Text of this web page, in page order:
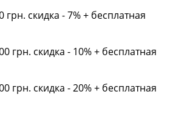
грн. скидка - 7% + бесплатная
грн. скидка - 10% + бесплатная
грн. скидка - 20% + бесплатная